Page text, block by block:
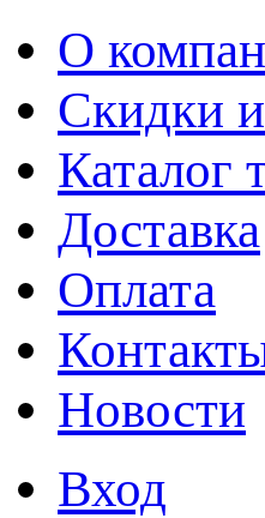
О
Скидки
Каталог
Доставка
Оплата
Новости
Вход